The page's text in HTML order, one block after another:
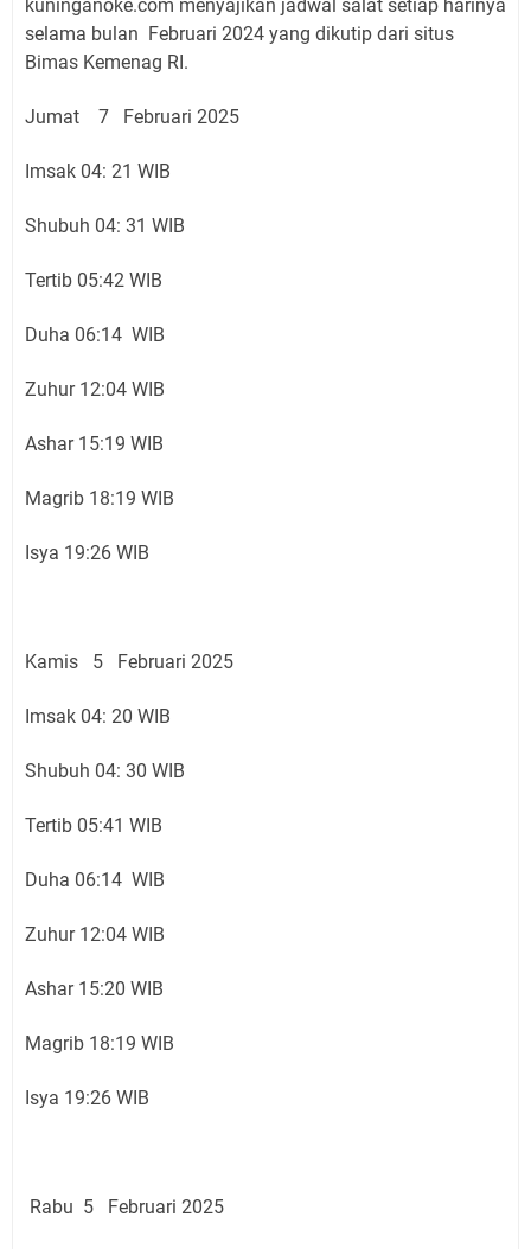
kuninganoke.com menyajikan jadwal salat setiap harinya
selama bulan Februari 2024 yang dikutip dari situs
Bimas Kemenag RI.
Jumat 7 Februari 2025
Imsak 04: 21 WIB
Shubuh 04: 31 WIB
Tertib 05:42 WIB
Duha 06:14 WIB
Zuhur 12:04 WIB
Ashar 15:19 WIB
Magrib 18:19 WIB
Isya 19:26 WIB
Kamis 5 Februari 2025
Imsak 04: 20 WIB
Shubuh 04: 30 WIB
Tertib 05:41 WIB
Duha 06:14 WIB
Zuhur 12:04 WIB
Ashar 15:20 WIB
Magrib 18:19 WIB
Isya 19:26 WIB
Rabu 5 Februari 2025